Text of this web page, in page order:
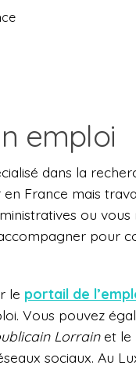
emploi
dans la
France mais
ou
pour
le portail de
Vous pouvez
Lorrainet le
sociaux. Au